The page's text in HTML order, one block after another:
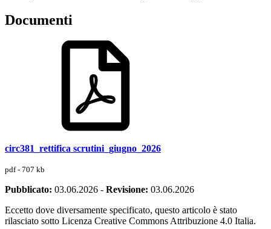
Documenti
circ381_rettifica scrutini_giugno_2026
pdf - 707 kb
Pubblicato: 03.06.2026 - Revisione: 03.06.2026
Eccetto dove diversamente specificato, questo articolo è stato
rilasciato sotto Licenza Creative Commons Attribuzione 4.0 Italia.